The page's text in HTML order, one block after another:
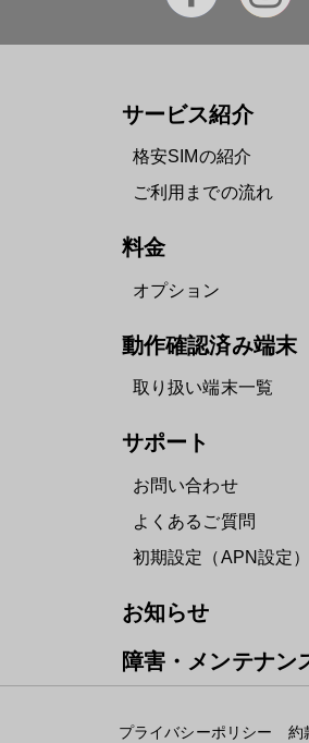
サービス紹介
格安SIMの紹介
ご利用までの流れ
料金
オプション
動作確認済み端末
取り扱い端末一覧
サポート
お問い合わせ
よくあるご質問
初期設定（APN設定）
お知らせ
障害・メンテナン
プライバシーポリシー 約